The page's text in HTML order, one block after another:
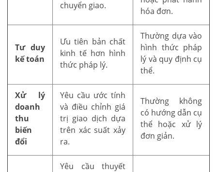
chuyển giao.
hóa đơn.
Tư duy
kế toán
Ưu tiên bản chất
kinh tế hơn hình
thức pháp lý.
Thường dựa vào
hình thức pháp
lý và quy định cụ
thể.
Xử lý
doanh
thu
biến
đổi
Yêu cầu ước tính
và điều chỉnh giá
trị giao dịch dựa
trên xác suất xảy
ra.
Thường không
có hướng dẫn cụ
thể hoặc xử lý
đơn giản.
Yêu cầu thuyết